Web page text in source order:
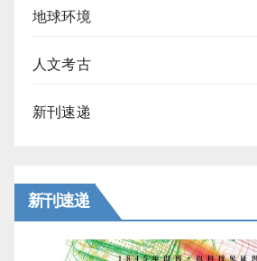
地球环境
人文考古
新刊速递
新刊速递